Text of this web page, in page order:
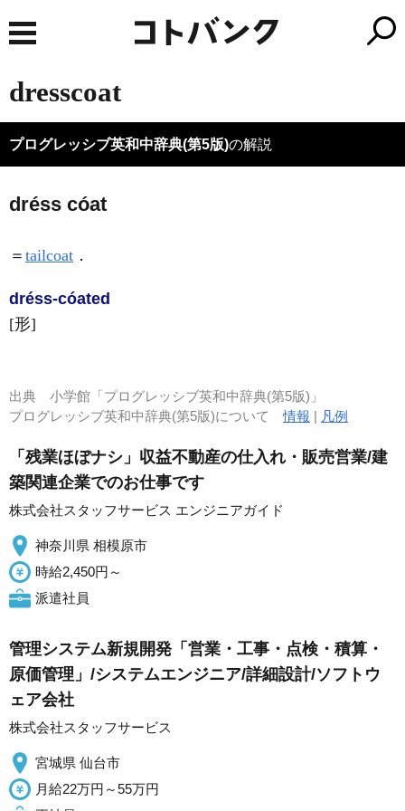
dresscoat
プログレッシブ英和中辞典(第5版)の解説
dréss cóat
＝ tailcoat ．
dréss-cóated
[形]
出典 小学館「プログレッシブ英和中辞典(第5版)」
プログレッシブ英和中辞典(第5版)について情報 | 凡例
「残業ほぼナシ」収益不動産の仕入れ・販売営業/建
築関連企業でのお仕事です
株式会社スタッフサービス エンジニアガイド
神奈川県 相模原市
時給2,450円～
派遣社員
管理システム新規開発「営業・工事・点検・積算・
原価管理」/システムエンジニア/詳細設計/ソフトウ
ェア会社
株式会社スタッフサービス
宮城県 仙台市
月給22万円～55万円